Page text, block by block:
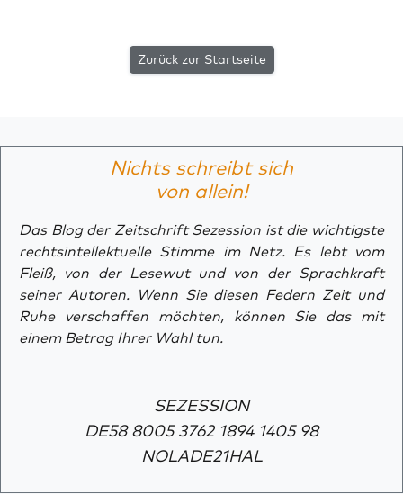
Zurück zur Startseite
Nichts schreibt sich
von allein!
Das Blog der Zeitschrift Sezession ist die wichtigste
rechtsintellektuelle Stimme im Netz. Es lebt vom
Fleiß, von der Lesewut und von der Sprachkraft
seiner Autoren. Wenn Sie diesen Federn Zeit und
Ruhe verschaffen möchten, können Sie das mit
einem Betrag Ihrer Wahl tun.
SEZESSION
DE58 8005 3762 1894 1405 98
NOLADE21HAL